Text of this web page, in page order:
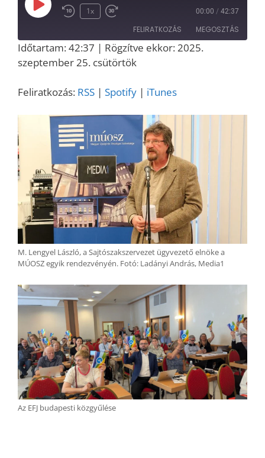
Play
1x 00:00 / 42:37
FELIRATKOZÁS MEGOSZTÁS
RSS
MEGOSZT
ÁS
LINK
EMBED
Időtartam: 42:37 | Rögzítve ekkor: 2025.
szeptember 25. csütörtök
Feliratkozás: RSS | Spotify | iTunes
M. Lengyel László, a Sajtószakszervezet ügyvezető elnöke a
MÚOSZ egyik rendezvényén. Fotó: Ladányi András, Media1
Az EFJ budapesti közgyűlése